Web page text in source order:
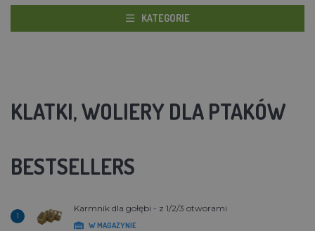
KATEGORIE
KLATKI, WOLIERY DLA PTAKÓW
BESTSELLERS
1
Karmnik dla gołębi - z 1/2/3 otworami
W MAGAZYNIE